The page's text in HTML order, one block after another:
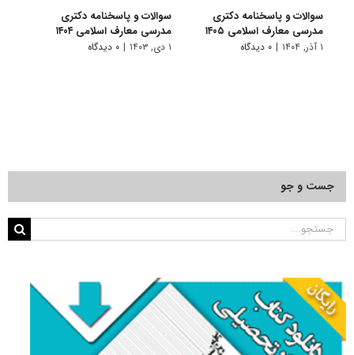
سوالات و پاسخنامه دکتری
مدرسی معارف اسلامی ۱۴۰۵
۱ آذر, ۱۴۰۴ | ۰ دیدگاه
سوالات و پاسخنامه دکتری
مدرسی معارف اسلامی ۱۴۰۴
۱ دی, ۱۴۰۳ | ۰ دیدگاه
جست و جو
جستجو